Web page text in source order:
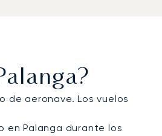
de aeronave. Los vuelos
en Palanga durante los